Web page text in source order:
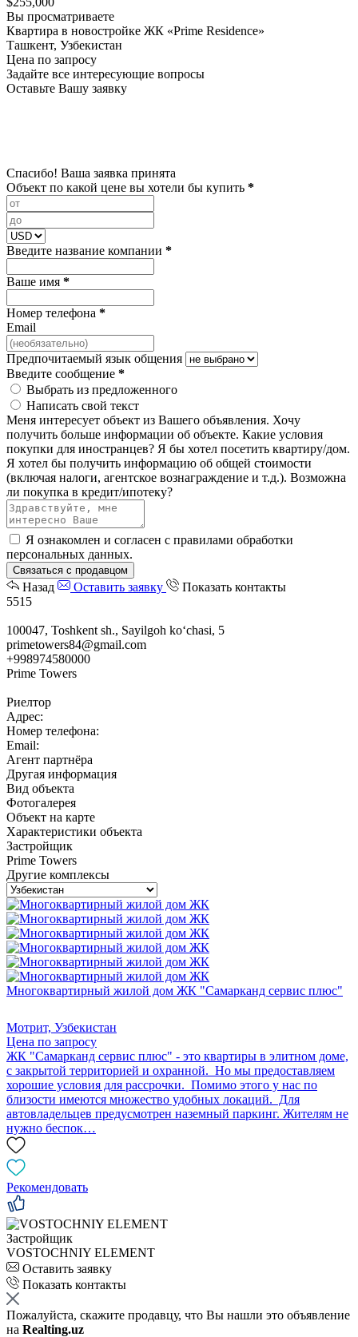
Вы просматриваете
Квартира в новостройке ЖК «Prime Residence»
Ташкент, Узбекистан
Цена по запросу
Задайте все интересующие вопросы
Оставьте Вашу заявку
Спасибо! Ваша заявка принята
Объект по какой цене вы хотели бы купить *
Введите название компании *
Ваше имя *
Номер телефона *
Email
Предпочитаемый язык общения
Введите сообщение *
Выбрать из предложенного
Написать свой текст
Меня интересует объект из Вашего объявления. Хочу
получить больше информации об объекте. Какие условия
покупки для иностранцев? Я бы хотел посетить квартиру/дом.
Я хотел бы получить информацию об общей стоимости
(включая налоги, агентское вознаграждение и т.д.). Возможна
ли покупка в кредит/ипотеку?
Я ознакомлен и согласен с правилами обработки
персональных данных.
Связаться с продавцом
Назад Оставить заявку
Показать контакты
5515
100047, Toshkent sh., Sayilgoh ko‘chasi, 5
primetowers84@gmail.com
+998974580000
Prime Towers
Риелтор
Адрес:
Номер телефона:
Email:
Агент партнёра
Другая информация
Вид объекта
Фотогалерея
Объект на карте
Характеристики объекта
Застройщик
Prime Towers
Другие комплексы
Многоквартирный жилой дом ЖК "Самарканд сервис плюс"
Мотрит, Узбекистан
Цена по запросу
ЖК "Самарканд сервис плюс" - это квартиры в элитном доме,
с закрытой территорией и охранной. Но мы предоставляем
хорошие условия для рассрочки. Помимо этого у нас по
близости имеются множество удобных локаций. Для
автовладельцев предусмотрен наземный паркинг. Жителям не
нужно беспок…
Рекомендовать
Застройщик
VOSTOCHNIY ELEMENT
Оставить заявку
Показать контакты
Пожалуйста, скажите продавцу, что Вы нашли это объявление
на Realting.uz